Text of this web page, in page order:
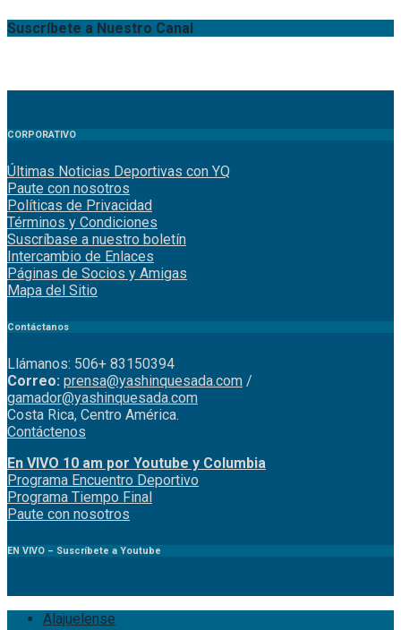
Suscríbete a Nuestro Canal
CORPORATIVO
Últimas Noticias Deportivas con YQ
Paute con nosotros
Políticas de Privacidad
Términos y Condiciones
Suscríbase a nuestro boletín
Intercambio de Enlaces
Páginas de Socios y Amigas
Mapa del Sitio
Contáctanos
Llámanos: 506+ 83150394
Correo: prensa@yashinquesada.com /
gamador@yashinquesada.com
Costa Rica, Centro América.
Contáctenos
En VIVO 10 am por Youtube y Columbia
Programa Encuentro Deportivo
Programa Tiempo Final
Paute con nosotros
EN VIVO – Suscríbete a Youtube
Alajuelense